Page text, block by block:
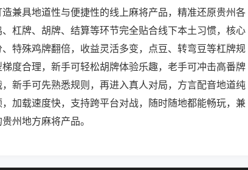
兼具地道性与便捷性的线上麻将产品，精准还原贵州各
杠牌、胡牌、结算等环节完全贴合线下本土习惯，核心
特殊鸡牌翻倍，收益灵活多变，点豆、转弯豆等杠牌规
度合理，新手可轻松胡牌体验乐趣，老手可冲击高番牌
新手可先熟悉规则，再进入真人对局，方言配音地道纯
加载速度快，支持跨平台对战，随时随地都能畅玩，兼
州地方麻将产品。